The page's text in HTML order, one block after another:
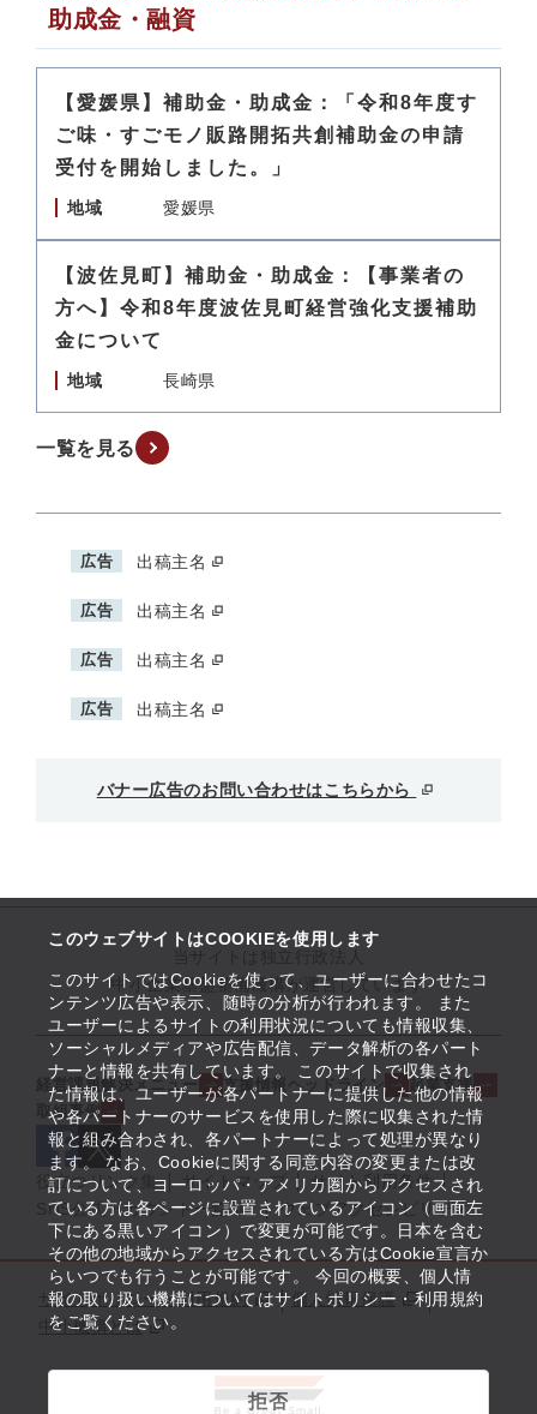
このウェブサイトはCOOKIEを使用します
このサイトではCookieを使って、ユーザーに合わせたコ
ンテンツ広告や表示、随時の分析が行われます。 また
ユーザーによるサイトの利用状況についても情報収集、
ソーシャルメディアや広告配信、データ解析の各パート
ナーと情報を共有しています。 このサイトで収集され
た情報は、ユーザーが各パートナーに提供した他の情報
や各パートナーのサービスを使用した際に収集された情
報と組み合わされ、各パートナーによって処理が異なり
ます。 なお、Cookieに関する同意内容の変更または改
訂について、ヨーロッパ・アメリカ圏からアクセスされ
ている方は各ページに設置されているアイコン（画面左
下にある黒いアイコン）で変更が可能です。日本を含む
その他の地域からアクセスされている方はCookie宣言か
らいつでも行うことが可能です。 今回の概要、個人情
報の取り扱い機構についてはサイトポリシー・利用規約
をご覧ください。
拒否
助成金・融資
【愛媛県】補助金・助成金：「令和8年度す
ご味・すごモノ販路開拓共創補助金の申請
受付を開始しました。」
地域 愛媛県
【波佐見町】補助金・助成金：【事業者の
方へ】令和8年度波佐見町経営強化支援補助
金について
地域 長崎県
一覧を見る
広告 出稿主名
広告 出稿主名
広告 出稿主名
広告 出稿主名
バナー広告のお問い合わせはこちらから
中小企業基盤整備機構が運営しています
経営課題解決メニュー 支援情報ヘッドライン
起業支援
取組事例
役立つリンク集 サイトマップ
サイト利用条件
SNS公式アカウント一覧
ウェブアクセシビリティ
サイトポリシー・利用規約
個人情報保護
中小機構とは